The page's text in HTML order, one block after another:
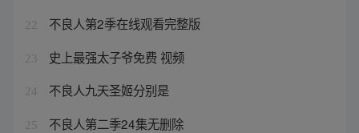
22 不良人第2季在线观看完整版
23 史上最强太子爷免费 视频
24 不良人九天圣姬分别是
25 不良人第二季24集无删除